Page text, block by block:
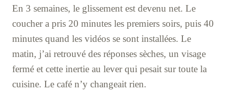
En 3 semaines, le glissement est devenu net. Le
coucher a pris 20 minutes les premiers soirs, puis 40
minutes quand les vidéos se sont installées. Le
matin, j’ai retrouvé des réponses sèches, un visage
fermé et cette inertie au lever qui pesait sur toute la
cuisine. Le café n’y changeait rien.